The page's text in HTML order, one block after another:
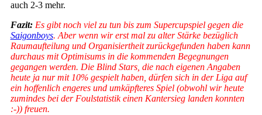
auch 2-3 mehr.
Fazit: Es gibt noch viel zu tun bis zum Supercupspiel gegen die
Saigonboys. Aber wenn wir erst mal zu alter Stärke bezüglich
Raumaufteilung und Organisiertheit zurückgefunden haben kann
durchaus mit Optimisums in die kommenden Begegnungen
gegangen werden. Die Blind Stars, die nach eigenen Angaben
heute ja nur mit 10% gespielt haben, dürfen sich in der Liga auf
ein hoffenlich engeres und umkäpfteres Spiel (obwohl wir heute
zumindes bei der Foulstatistik einen Kantersieg landen konnten
:-)) freuen.